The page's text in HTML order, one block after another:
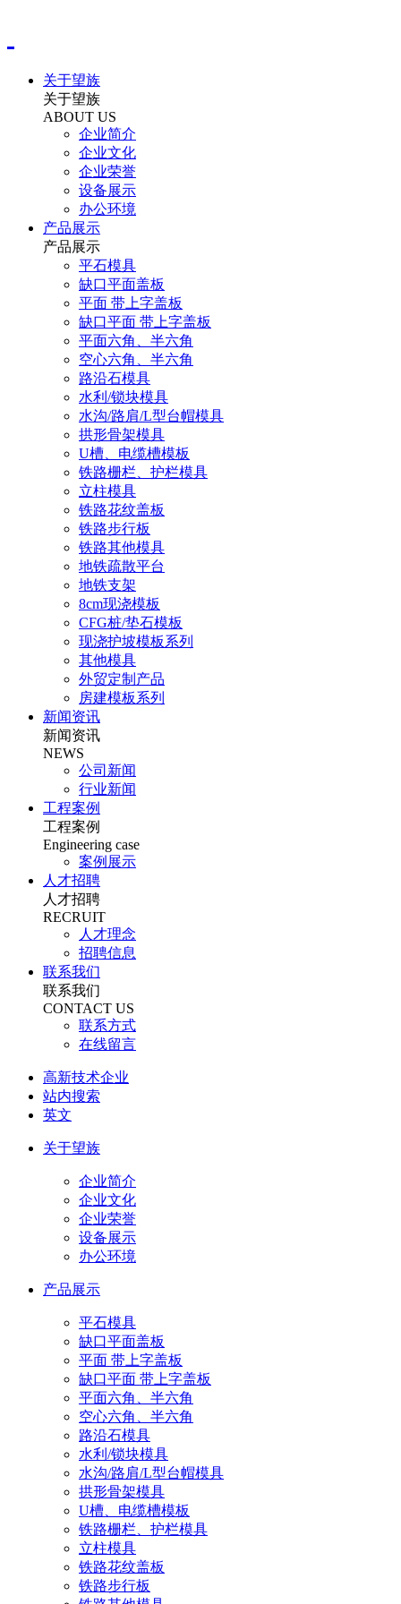
关于望族
关于望族
ABOUT US
企业简介
企业文化
企业荣誉
设备展示
办公环境
产品展示
产品展示
平石模具
缺口平面盖板
平面 带上字盖板
缺口平面 带上字盖板
平面六角、半六角
空心六角、半六角
路沿石模具
水利/锁块模具
水沟/路肩/L型台帽模具
拱形骨架模具
U槽、电缆槽模板
铁路栅栏、护栏模具
立柱模具
铁路花纹盖板
铁路步行板
铁路其他模具
地铁疏散平台
地铁支架
8cm现浇模板
CFG桩/垫石模板
现浇护坡模板系列
其他模具
外贸定制产品
房建模板系列
新闻资讯
新闻资讯
NEWS
公司新闻
行业新闻
工程案例
工程案例
Engineering case
案例展示
人才招聘
人才招聘
RECRUIT
人才理念
招聘信息
联系我们
联系我们
CONTACT US
联系方式
在线留言
高新技术企业
站内搜索
英文
关于望族
企业简介
企业文化
企业荣誉
设备展示
办公环境
产品展示
平石模具
缺口平面盖板
平面 带上字盖板
缺口平面 带上字盖板
平面六角、半六角
空心六角、半六角
路沿石模具
水利/锁块模具
水沟/路肩/L型台帽模具
拱形骨架模具
U槽、电缆槽模板
铁路栅栏、护栏模具
立柱模具
铁路花纹盖板
铁路步行板